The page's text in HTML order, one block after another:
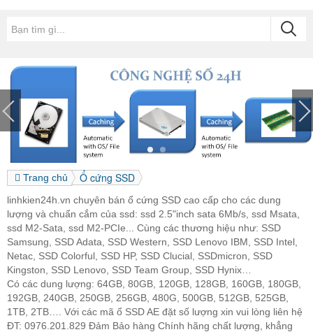
Trang chủ Ổ cứng SSD
linhkien24h.vn chuyên bán ổ cứng SSD cao cấp cho các dung
lượng và chuẩn cắm của ssd: ssd 2.5"inch sata 6Mb/s, ssd Msata,
ssd M2-Sata, ssd M2-PCIe... Cùng các thương hiệu như: SSD
Samsung, SSD Adata, SSD Western, SSD Lenovo IBM, SSD Intel,
Netac, SSD Colorful, SSD HP, SSD Clucial, SSDmicron, SSD
Kingston, SSD Lenovo, SSD Team Group, SSD Hynix…
Có các dung lượng: 64GB, 80GB, 120GB, 128GB, 160GB, 180GB,
192GB, 240GB, 250GB, 256GB, 480G, 500GB, 512GB, 525GB,
1TB, 2TB…. Với các mã ổ SSD AE đặt số lượng xin vui lòng liên hệ
ĐT: 0976.201.829 Đảm Bảo hàng Chính hãng chất lượng, khẳng